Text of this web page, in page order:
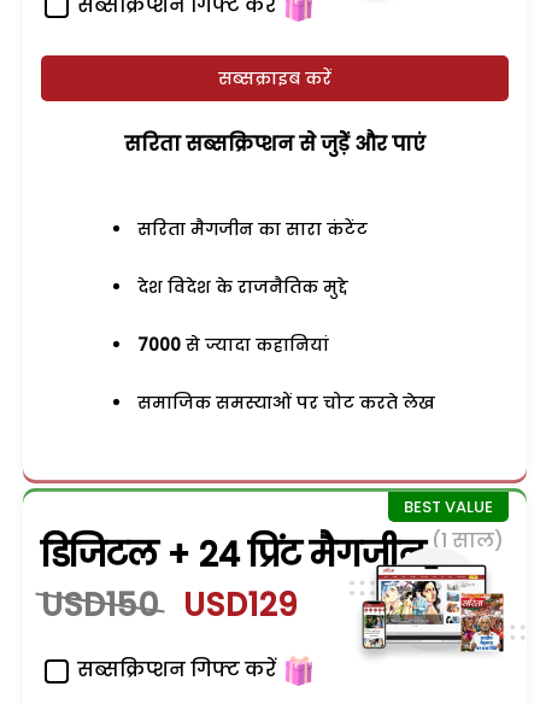
सब्सक्राइब करें
सरिता सब्सक्रिप्शन से जुड़ेें और पाएं
सरिता मैगजीन का सारा कंटेंट
देश विदेश के राजनैतिक मुद्दे
7000 से ज्यादा कहानियां
समाजिक समस्याओं पर चोट करते लेख
डिजिटल + 24 प्रिंट मैगजीन (1 साल)
USD150 USD129
सब्सक्रिप्शन गिफ्ट करें